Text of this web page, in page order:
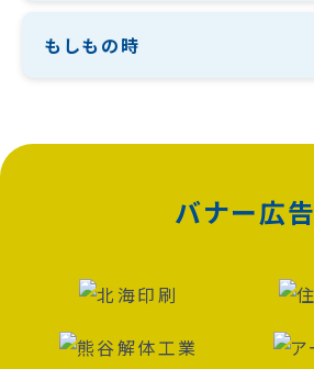
もしもの時
バナー広告